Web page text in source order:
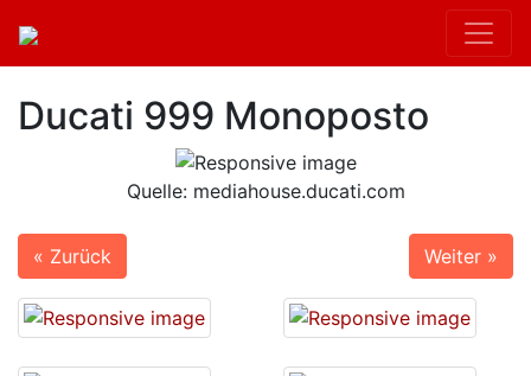
Ducati 999 Monoposto
Quelle: mediahouse.ducati.com
« Zurück Weiter »